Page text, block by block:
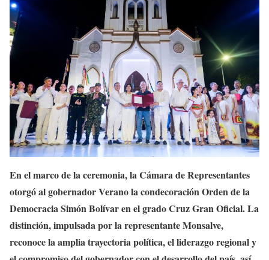
En el marco de la ceremonia, la Cámara de Representantes
otorgó al gobernador Verano la condecoración Orden de la
Democracia Simón Bolívar en el grado Cruz Gran Oficial. La
distinción, impulsada por la representante Monsalve,
reconoce la amplia trayectoria política, el liderazgo regional y